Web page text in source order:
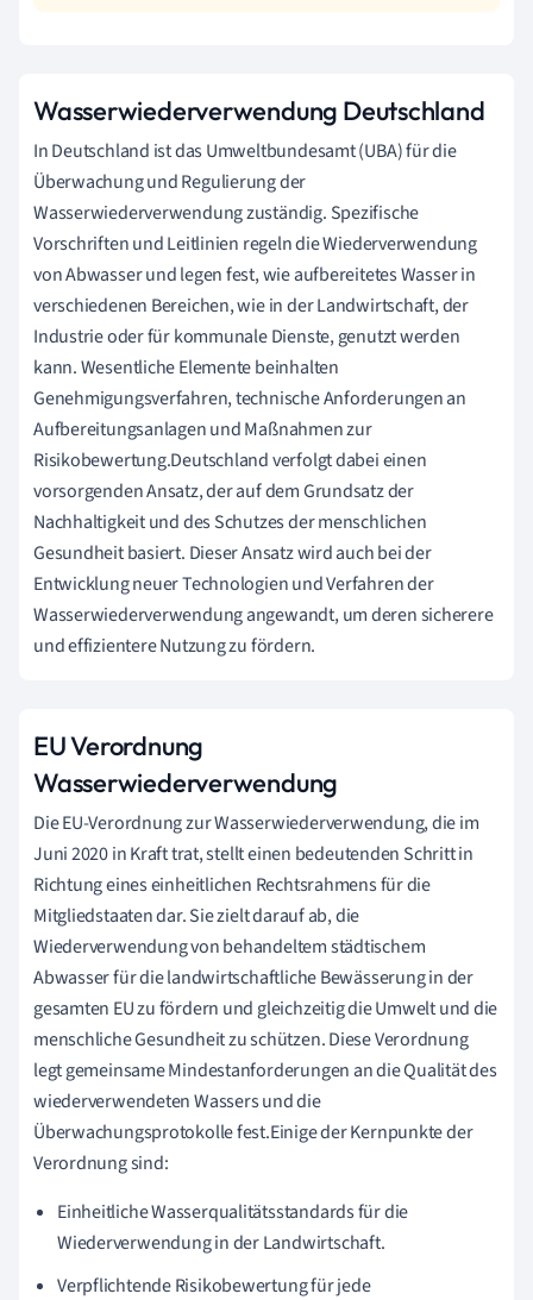
Wasserwiederverwendung Deutschland
In Deutschland ist das Umweltbundesamt (UBA) für die
Überwachung und Regulierung der
Wasserwiederverwendung zuständig. Spezifische
Vorschriften und Leitlinien regeln die Wiederverwendung
von Abwasser und legen fest, wie aufbereitetes Wasser in
verschiedenen Bereichen, wie in der Landwirtschaft, der
Industrie oder für kommunale Dienste, genutzt werden
kann. Wesentliche Elemente beinhalten
Genehmigungsverfahren, technische Anforderungen an
Aufbereitungsanlagen und Maßnahmen zur
Risikobewertung.Deutschland verfolgt dabei einen
vorsorgenden Ansatz, der auf dem Grundsatz der
Nachhaltigkeit und des Schutzes der menschlichen
Gesundheit basiert. Dieser Ansatz wird auch bei der
Entwicklung neuer Technologien und Verfahren der
Wasserwiederverwendung angewandt, um deren sicherere
und effizientere Nutzung zu fördern.
EU Verordnung
Wasserwiederverwendung
Die EU-Verordnung zur Wasserwiederverwendung, die im
Juni 2020 in Kraft trat, stellt einen bedeutenden Schritt in
Richtung eines einheitlichen Rechtsrahmens für die
Mitgliedstaaten dar. Sie zielt darauf ab, die
Wiederverwendung von behandeltem städtischem
Abwasser für die landwirtschaftliche Bewässerung in der
gesamten EU zu fördern und gleichzeitig die Umwelt und die
menschliche Gesundheit zu schützen. Diese Verordnung
legt gemeinsame Mindestanforderungen an die Qualität des
wiederverwendeten Wassers und die
Überwachungsprotokolle fest.Einige der Kernpunkte der
Verordnung sind:
Einheitliche Wasserqualitätsstandards für die
Wiederverwendung in der Landwirtschaft.
Verpflichtende Risikobewertung für jede